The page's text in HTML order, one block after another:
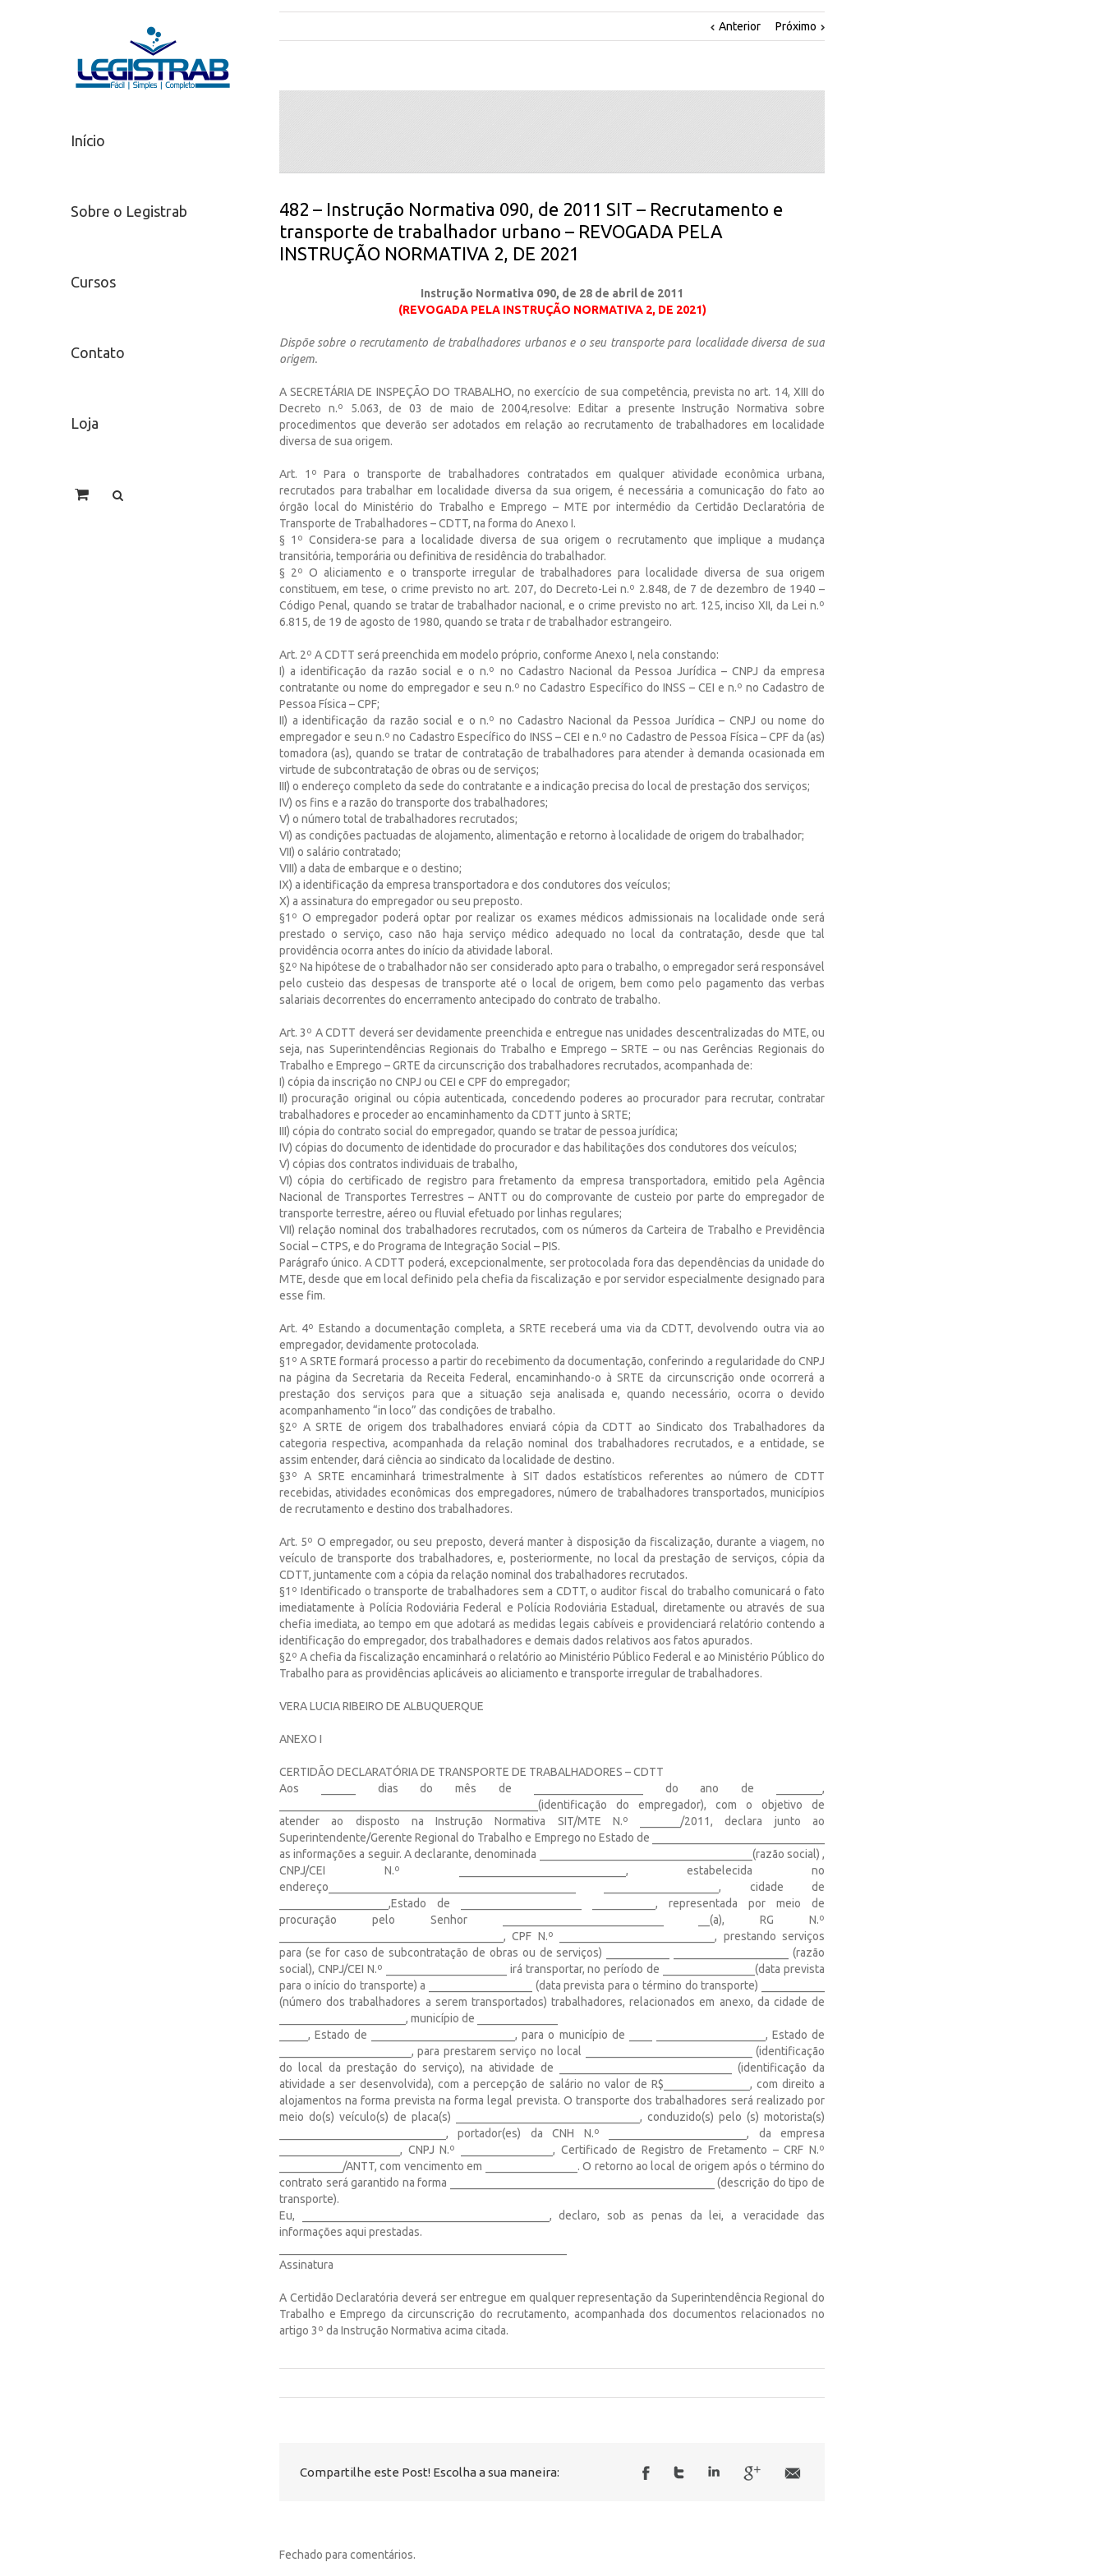
Início
Sobre o Legistrab
Cursos
Contato
Loja
Anterior Próximo
482 – Instrução Normativa 090, de 2011 SIT – Recrutamento e
transporte de trabalhador urbano – REVOGADA PELA
INSTRUÇÃO NORMATIVA 2, DE 2021
Instrução Normativa 090, de 28 de abril de 2011
(REVOGADA PELA INSTRUÇÃO NORMATIVA 2, DE 2021)
Dispõe sobre o recrutamento de trabalhadores urbanos e o seu transporte para localidade diversa de sua
origem.
A SECRETÁRIA DE INSPEÇÃO DO TRABALHO, no exercício de sua competência, prevista no art. 14, XIII do
Decreto n.º 5.063, de 03 de maio de 2004,resolve: Editar a presente Instrução Normativa sobre
procedimentos que deverão ser adotados em relação ao recrutamento de trabalhadores em localidade
diversa de sua origem.
Art. 1º Para o transporte de trabalhadores contratados em qualquer atividade econômica urbana,
recrutados para trabalhar em localidade diversa da sua origem, é necessária a comunicação do fato ao
órgão local do Ministério do Trabalho e Emprego – MTE por intermédio da Certidão Declaratória de
Transporte de Trabalhadores – CDTT, na forma do Anexo I.
§ 1º Considera-se para a localidade diversa de sua origem o recrutamento que implique a mudança
transitória, temporária ou definitiva de residência do trabalhador.
§ 2º O aliciamento e o transporte irregular de trabalhadores para localidade diversa de sua origem
constituem, em tese, o crime previsto no art. 207, do Decreto-Lei n.º 2.848, de 7 de dezembro de 1940 –
Código Penal, quando se tratar de trabalhador nacional, e o crime previsto no art. 125, inciso XII, da Lei n.º
6.815, de 19 de agosto de 1980, quando se trata r de trabalhador estrangeiro.
Art. 2º A CDTT será preenchida em modelo próprio, conforme Anexo I, nela constando:
I) a identificação da razão social e o n.º no Cadastro Nacional da Pessoa Jurídica – CNPJ da empresa
contratante ou nome do empregador e seu n.º no Cadastro Específico do INSS – CEI e n.º no Cadastro de
Pessoa Física – CPF;
II) a identificação da razão social e o n.º no Cadastro Nacional da Pessoa Jurídica – CNPJ ou nome do
empregador e seu n.º no Cadastro Específico do INSS – CEI e n.º no Cadastro de Pessoa Física – CPF da (as)
tomadora (as), quando se tratar de contratação de trabalhadores para atender à demanda ocasionada em
virtude de subcontratação de obras ou de serviços;
III) o endereço completo da sede do contratante e a indicação precisa do local de prestação dos serviços;
IV) os fins e a razão do transporte dos trabalhadores;
V) o número total de trabalhadores recrutados;
VI) as condições pactuadas de alojamento, alimentação e retorno à localidade de origem do trabalhador;
VII) o salário contratado;
VIII) a data de embarque e o destino;
IX) a identificação da empresa transportadora e dos condutores dos veículos;
X) a assinatura do empregador ou seu preposto.
§1º O empregador poderá optar por realizar os exames médicos admissionais na localidade onde será
prestado o serviço, caso não haja serviço médico adequado no local da contratação, desde que tal
providência ocorra antes do início da atividade laboral.
§2º Na hipótese de o trabalhador não ser considerado apto para o trabalho, o empregador será responsável
pelo custeio das despesas de transporte até o local de origem, bem como pelo pagamento das verbas
salariais decorrentes do encerramento antecipado do contrato de trabalho.
Art. 3º A CDTT deverá ser devidamente preenchida e entregue nas unidades descentralizadas do MTE, ou
seja, nas Superintendências Regionais do Trabalho e Emprego – SRTE – ou nas Gerências Regionais do
Trabalho e Emprego – GRTE da circunscrição dos trabalhadores recrutados, acompanhada de:
I) cópia da inscrição no CNPJ ou CEI e CPF do empregador;
II) procuração original ou cópia autenticada, concedendo poderes ao procurador para recrutar, contratar
trabalhadores e proceder ao encaminhamento da CDTT junto à SRTE;
III) cópia do contrato social do empregador, quando se tratar de pessoa jurídica;
IV) cópias do documento de identidade do procurador e das habilitações dos condutores dos veículos;
V) cópias dos contratos individuais de trabalho,
VI) cópia do certificado de registro para fretamento da empresa transportadora, emitido pela Agência
Nacional de Transportes Terrestres – ANTT ou do comprovante de custeio por parte do empregador de
transporte terrestre, aéreo ou fluvial efetuado por linhas regulares;
VII) relação nominal dos trabalhadores recrutados, com os números da Carteira de Trabalho e Previdência
Social – CTPS, e do Programa de Integração Social – PIS.
Parágrafo único. A CDTT poderá, excepcionalmente, ser protocolada fora das dependências da unidade do
MTE, desde que em local definido pela chefia da fiscalização e por servidor especialmente designado para
esse fim.
Art. 4º Estando a documentação completa, a SRTE receberá uma via da CDTT, devolvendo outra via ao
empregador, devidamente protocolada.
§1º A SRTE formará processo a partir do recebimento da documentação, conferindo a regularidade do CNPJ
na página da Secretaria da Receita Federal, encaminhando-o à SRTE da circunscrição onde ocorrerá a
prestação dos serviços para que a situação seja analisada e, quando necessário, ocorra o devido
acompanhamento “in loco” das condições de trabalho.
§2º A SRTE de origem dos trabalhadores enviará cópia da CDTT ao Sindicato dos Trabalhadores da
categoria respectiva, acompanhada da relação nominal dos trabalhadores recrutados, e a entidade, se
assim entender, dará ciência ao sindicato da localidade de destino.
§3º A SRTE encaminhará trimestralmente à SIT dados estatísticos referentes ao número de CDTT
recebidas, atividades econômicas dos empregadores, número de trabalhadores transportados, municípios
de recrutamento e destino dos trabalhadores.
Art. 5º O empregador, ou seu preposto, deverá manter à disposição da fiscalização, durante a viagem, no
veículo de transporte dos trabalhadores, e, posteriormente, no local da prestação de serviços, cópia da
CDTT, juntamente com a cópia da relação nominal dos trabalhadores recrutados.
§1º Identificado o transporte de trabalhadores sem a CDTT, o auditor fiscal do trabalho comunicará o fato
imediatamente à Polícia Rodoviária Federal e Polícia Rodoviária Estadual, diretamente ou através de sua
chefia imediata, ao tempo em que adotará as medidas legais cabíveis e providenciará relatório contendo a
identificação do empregador, dos trabalhadores e demais dados relativos aos fatos apurados.
§2º A chefia da fiscalização encaminhará o relatório ao Ministério Público Federal e ao Ministério Público do
Trabalho para as providências aplicáveis ao aliciamento e transporte irregular de trabalhadores.
VERA LUCIA RIBEIRO DE ALBUQUERQUE
ANEXO I
CERTIDÃO DECLARATÓRIA DE TRANSPORTE DE TRABALHADORES – CDTT
Aos ______ dias do mês de ___________________ do ano de ________,
_____________________________________________(identificação do empregador), com o objetivo de
atender ao disposto na Instrução Normativa SIT/MTE N.º _______/2011, declara junto ao
Superintendente/Gerente Regional do Trabalho e Emprego no Estado de ______________________________
as informações a seguir. A declarante, denominada _____________________________________(razão social) ,
CNPJ/CEI N.º _____________________________, estabelecida no
endereço___________________________________________ ____________________, cidade de
___________________,Estado de _____________________ ___________, representada por meio de
procuração pelo Senhor ____________________________ __(a), RG N.º
_______________________________________, CPF N.º ___________________________, prestando serviços
para (se for caso de subcontratação de obras ou de serviços) ___________ ____________________ (razão
social), CNPJ/CEI N.º _____________________ irá transportar, no período de ________________(data prevista
para o início do transporte) a __________________ (data prevista para o término do transporte) ___________
(número dos trabalhadores a serem transportados) trabalhadores, relacionados em anexo, da cidade de
______________________, município de ______________
_____, Estado de _________________________, para o município de ____ ___________________, Estado de
_______________________, para prestarem serviço no local _____________________________ (identificação
do local da prestação do serviço), na atividade de ______________________________ (identificação da
atividade a ser desenvolvida), com a percepção de salário no valor de R$_______________, com direito a
alojamentos na forma prevista na forma legal prevista. O transporte dos trabalhadores será realizado por
meio do(s) veículo(s) de placa(s) ________________________________, conduzido(s) pelo (s) motorista(s)
_____________________________, portador(es) da CNH N.º ________________________, da empresa
_____________________, CNPJ N.º ________________, Certificado de Registro de Fretamento – CRF N.º
___________/ANTT, com vencimento em ________________. O retorno ao local de origem após o término do
contrato será garantido na forma ______________________________________________ (descrição do tipo de
transporte).
Eu, ___________________________________________, declaro, sob as penas da lei, a veracidade das
informações aqui prestadas.
Assinatura
A Certidão Declaratória deverá ser entregue em qualquer representação da Superintendência Regional do
Trabalho e Emprego da circunscrição do recrutamento, acompanhada dos documentos relacionados no
artigo 3º da Instrução Normativa acima citada.
Compartilhe este Post! Escolha a sua maneira:
Fechado para comentários.